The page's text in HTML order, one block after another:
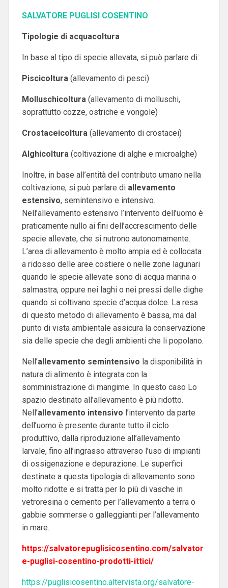
SALVATORE PUGLISI COSENTINO
Tipologie di acquacoltura
In base al tipo di specie allevata, si può parlare di:
Piscicoltura (allevamento di pesci)
Molluschicoltura (allevamento di molluschi,
soprattutto cozze, ostriche e vongole)
Crostaceicoltura (allevamento di crostacei)
Alghicoltura (coltivazione di alghe e microalghe)
Inoltre, in base all’entità del contributo umano nella
coltivazione, si può parlare di allevamento
estensivo, semintensivo e intensivo.
Nell’allevamento estensivo l’intervento dell’uomo è
praticamente nullo ai fini dell’accrescimento delle
specie allevate, che si nutrono autonomamente.
L’area di allevamento è molto ampia ed è collocata
a ridosso delle aree costiere o nelle zone lagunari
quando le specie allevate sono di acqua marina o
salmastra, oppure nei laghi o nei pressi delle dighe
quando si coltivano specie d’acqua dolce. La resa
di questo metodo di allevamento è bassa, ma dal
punto di vista ambientale assicura la conservazione
sia delle specie che degli ambienti che li popolano.
Nell’allevamento semintensivo la disponibilità in
natura di alimento è integrata con la
somministrazione di mangime. In questo caso Lo
spazio destinato all’allevamento è più ridotto.
Nell’allevamento intensivo l’intervento da parte
dell’uomo è presente durante tutto il ciclo
produttivo, dalla riproduzione all’allevamento
larvale, fino all’ingrasso attraverso l’uso di impianti
di ossigenazione e depurazione. Le superfici
destinate a questa tipologia di allevamento sono
molto ridotte e si tratta per lo più di vasche in
vetroresina o cemento per l’allevamento a terra o
gabbie sommerse o galleggianti per l’allevamento
in mare.
https://salvatorepuglisicosentino.com/salvator
e-puglisi-cosentino-prodotti-ittici/
https://puglisicosentino.altervista.org/salvatore-